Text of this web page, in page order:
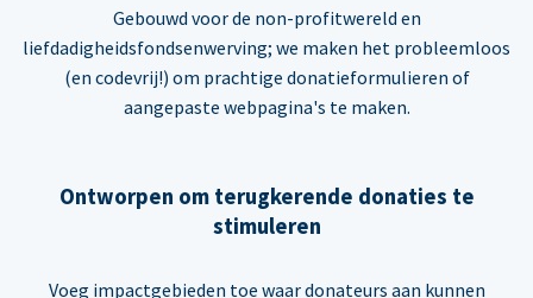
Gebouwd voor de non-profitwereld en
liefdadigheidsfondsenwerving; we maken het probleemloos
(en codevrij!) om prachtige donatieformulieren of
aangepaste webpagina's te maken.
Ontworpen om terugkerende donaties te
stimuleren
Voeg impactgebieden toe waar donateurs aan kunnen